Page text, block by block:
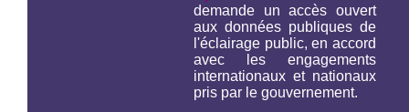
demande un accès ouvert
aux données publiques de
l'éclairage public, en accord
avec les engagements
internationaux et nationaux
pris par le gouvernement.